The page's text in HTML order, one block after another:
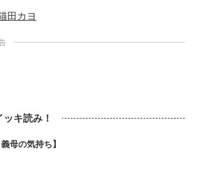
田カヨ
キ読み！
母の気持ち】